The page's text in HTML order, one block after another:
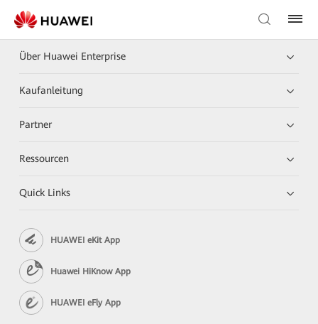
Über Huawei Enterprise
Kaufanleitung
Partner
Ressourcen
Quick Links
HUAWEI eKit App
Huawei HiKnow App
HUAWEI eFly App